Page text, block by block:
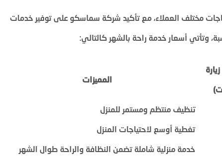
مختلف العملاء، مع تأكيد شركة سماسكو على توفير خدمات
وتأتي أسعار خدمة راحة بالشهر كالتالي:
المميزات
تنظيف منتظم ومستمر للمنزل
تغطية أوسع لاحتياجات المنزل
خدمة منزلية شاملة تضمن النظافة والراحة طوال الشهر